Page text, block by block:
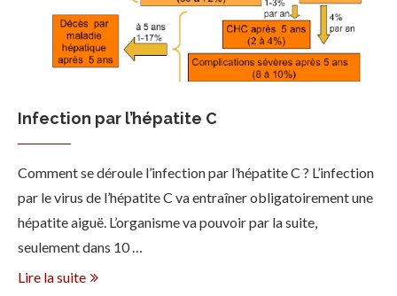
Infection par l’hépatite C
Comment se déroule l’infection par l’hépatite C ? L’infection
par le virus de l’hépatite C va entraîner obligatoirement une
hépatite aiguë. L’organisme va pouvoir par la suite,
seulement dans 10 …
Lire la suite